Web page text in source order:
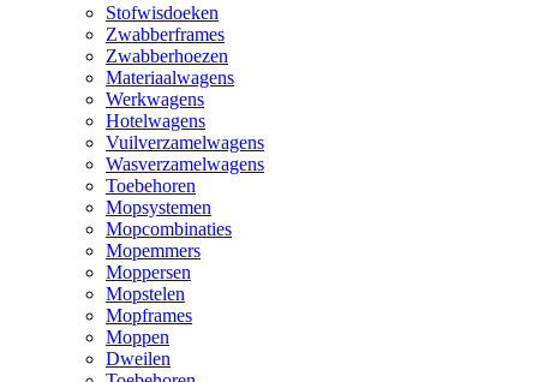
Stofwisdoeken
Zwabberframes
Zwabberhoezen
Materiaalwagens
Werkwagens
Hotelwagens
Vuilverzamelwagens
Wasverzamelwagens
Toebehoren
Mopsystemen
Mopcombinaties
Mopemmers
Moppersen
Mopstelen
Mopframes
Moppen
Dweilen